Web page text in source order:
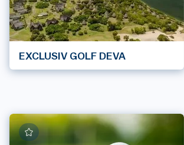
EXCLUSIV GOLF DEVA